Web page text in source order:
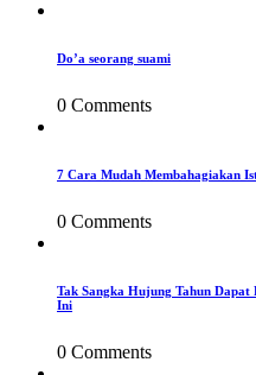
Do’a seorang suami
0 Comments
7 Cara Mudah Membahagiakan
0 Comments
Tak Sangka Hujung Tahun Dapat
Ini
0 Comments